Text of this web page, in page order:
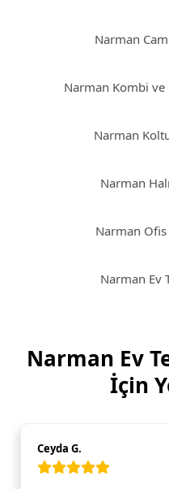
Narman
Narman Kombi ve
Narman
Narman
Narman Ofis
Narman Ev
Narman Ev
İçin
Ceyda G.